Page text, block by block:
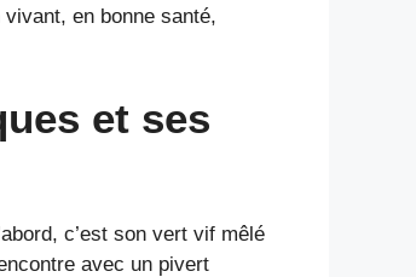
en bonne santé,
et ses
c’est son vert vif mêlé
avec un pivert